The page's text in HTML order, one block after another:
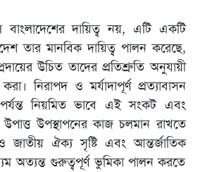
বাংলাদেশের দায়িত্ব নয়, এটি একটি
তার মানবিক দায়িত্ব পালন করেছে,
উচিত তাদের প্রতিশ্রুতি অনুযায়ী
নিরাপদ ও মর্যাদাপূর্ণ প্রত্যাবাসন
নিয়মিত ভাবে এই সংকট এবং
উপাত্ত উপস্থাপনের কাজ চলমান রাখতে
ঐক্য সৃষ্টি এবং আন্তর্জাতিক
অত্যন্ত গুরুত্বপূর্ণ ভুমিকা পালন করতে